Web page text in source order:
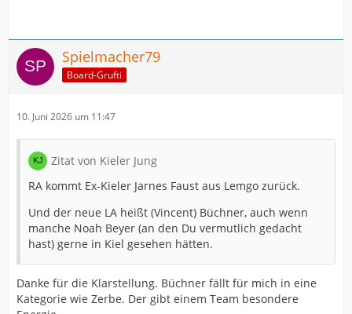
Spielmacher79
Board-Grufti
10. Juni 2026 um 11:47
Zitat von Kieler Jung
RA kommt Ex-Kieler Jarnes Faust aus Lemgo zurück.
Und der neue LA heißt (Vincent) Büchner, auch wenn
manche Noah Beyer (an den Du vermutlich gedacht
hast) gerne in Kiel gesehen hätten.
Danke für die Klarstellung. Büchner fällt für mich in eine
Kategorie wie Zerbe. Der gibt einem Team besondere